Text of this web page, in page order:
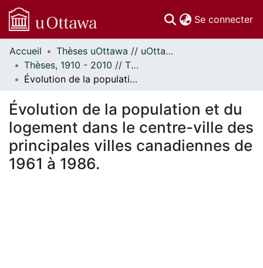
Se connecter
Communautés
et collections
Parcourir
Statistiques
À propos
Accueil
Thèses uOttawa // uOttawa Theses
Thèses, 1910 - 2010 // Theses, 1910 - 2010
Évolution de la population et du logement dans le centre-ville des principales villes canadiennes de 1961 à 1986.
Évolution de la population et du
logement dans le centre-ville des
principales villes canadiennes de
1961 à 1986.